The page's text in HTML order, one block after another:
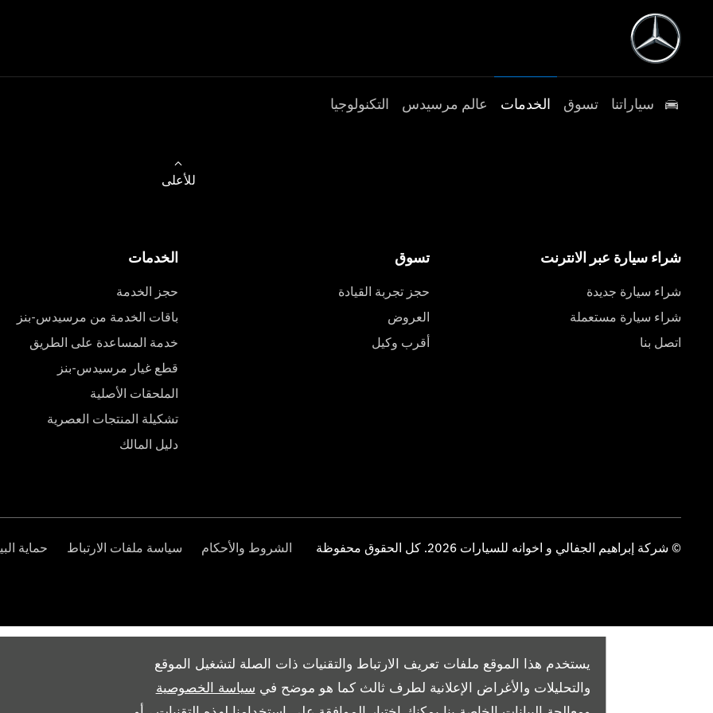
يستخدم هذا الموقع ملفات تعريف الارتباط والتقنيات ذات الصلة لتشغيل الموقع
والتحليلات والأغراض الإعلانية لطرف ثالث كما هو موضح في سياسة الخصوصية
سياراتنا تسوق الخدمات عالم مرسيدس التكنولوجيا
للأعلى
شراء سيارة عبر الانترنت
شراء سيارة جديدة
شراء سيارة مستعملة
اتصل بنا
تسوق
حجز تجربة القيادة
العروض
أقرب وكيل
الخدمات
حجز الخدمة
باقات الخدمة من مرسيدس-بنز
خدمة المساعدة على الطريق
قطع غيار مرسيدس-بنز
الملحقات الأصلية
تشكيلة المنتجات العصرية
دليل المالك
© شركة إبراهيم الجفالي و اخوانه للسيارات 2026. كل الحقوق محفوظة الشروط والأحكام سياسة ملفات الارتباط حماية